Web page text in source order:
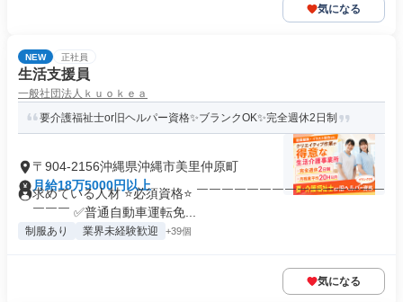
気になる
NEW 正社員
生活支援員
一般社団法人ｋｕｏｋｅａ
要介護福祉士or旧ヘルパー資格✨ブランクOK✨完全週休2日制
〒904-2156沖縄県沖縄市美里仲原町
月給18万5000円以上
求めている人材 ⭐必須資格⭐ ￣￣￣￣￣￣￣￣￣￣￣￣￣￣￣
￣￣￣ ✅普通自動車運転免...
制服あり 業界未経験歓迎 +39個
気になる